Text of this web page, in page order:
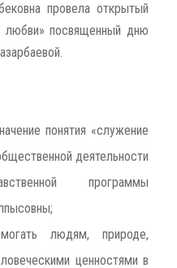
провела открытый
посвященный дню
понятия «служение
деятельности
программы
людям, природе,
ценностями в